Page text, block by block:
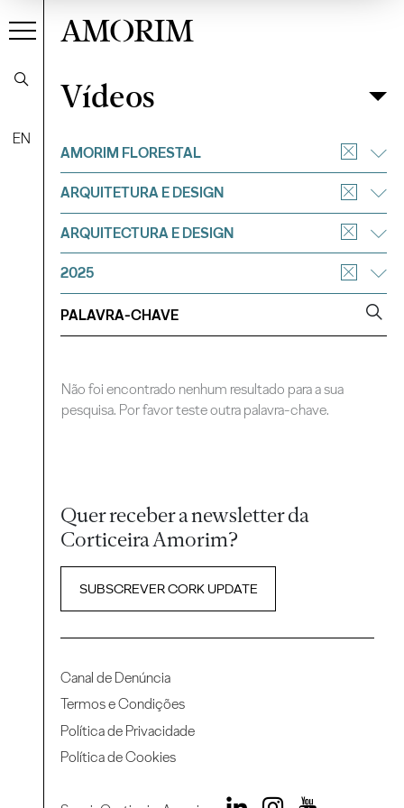
EN
AMORIM
VídeosFiltrar
Vídeos
AMORIM FLORESTAL
ARQUITETURA E DESIGN
ARQUITECTURA E DESIGN
2025
Não foi encontrado nenhum resultado para a sua
pesquisa. Por favor teste outra palavra-chave.
Quer receber a newsletter da
Corticeira Amorim?
SUBSCREVER CORK UPDATE
Canal de Denúncia
Termos e Condições
Política de Privacidade
Política de Cookies